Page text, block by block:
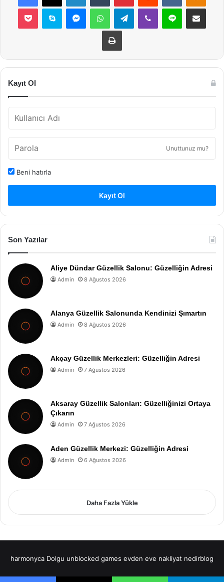
Pocket Skype MessengerWhatsAppTelegramViber Line E-Posta ile
Yazdır
Kayıt Ol
Unuttunuz mu?
Beni hatırla
Kayıt Ol
Son Yazılar
Aliye Dündar Güzellik Salonu: Güzelliğin Adresi
Admin 8 Ağustos 2026
Alanya Güzellik Salonunda Kendinizi Şımartın
Admin 8 Ağustos 2026
Akçay Güzellik Merkezleri: Güzelliğin Adresi
Admin 7 Ağustos 2026
Aksaray Güzellik Salonları: Güzelliğinizi Ortaya
Çıkarın
Admin 7 Ağustos 2026
Aden Güzellik Merkezi: Güzelliğin Adresi
Admin 6 Ağustos 2026
Daha Fazla Yükle
harmonyca Dolgu unblocked games evden eve nakliyat nedirblog